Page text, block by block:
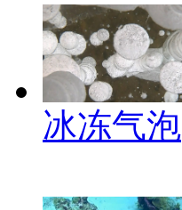
冰冻气泡